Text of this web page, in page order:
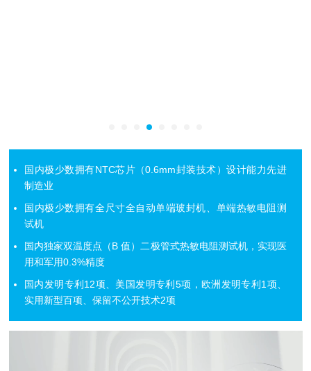
国内极少数拥有NTC芯片（0.6mm封装技术）设计能力先进
制造业
国内极少数拥有全尺寸全自动单端玻封机、单端热敏电阻测
试机
国内独家双温度点（B 值）二极管式热敏电阻测试机，实现医
用和军用0.3%精度
国内发明专利12项、美国发明专利5项，欧洲发明专利1项、
实用新型百项、保留不公开技术2项